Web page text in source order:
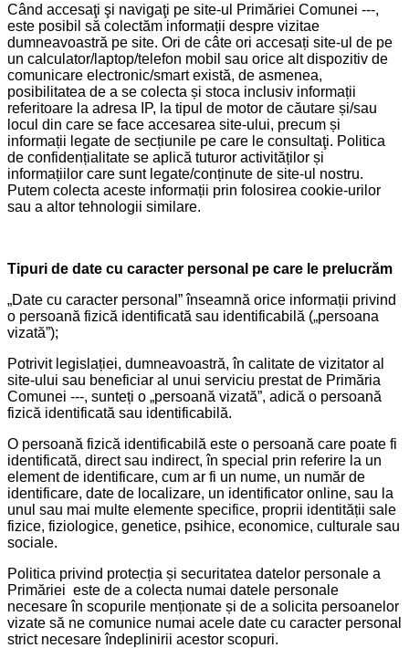
Când accesaţi şi navigaţi pe site-ul Primăriei Comunei ---,
este posibil să colectăm informații despre vizitae
dumneavoastră pe site. Ori de câte ori accesați site-ul de pe
un calculator/laptop/telefon mobil sau orice alt dispozitiv de
comunicare electronic/smart există, de asmenea,
posibilitatea de a se colecta și stoca inclusiv informații
referitoare la adresa IP, la tipul de motor de căutare și/sau
locul din care se face accesarea site-ului, precum și
informații legate de secțiunile pe care le consultaţi. Politica
de confidențialitate se aplică tuturor activităților și
informațiilor care sunt legate/conținute de site-ul nostru.
Putem colecta aceste informații prin folosirea cookie-urilor
sau a altor tehnologii similare.
Tipuri de date cu caracter personal pe care le prelucrăm
„Date cu caracter personal” înseamnă orice informații privind
o persoană fizică identificată sau identificabilă („persoana
vizată”);
Potrivit legislației, dumneavoastră, în calitate de vizitator al
site-ului sau beneficiar al unui serviciu prestat de Primăria
Comunei ---, sunteți o „persoană vizată”, adică o persoană
fizică identificată sau identificabilă.
O persoană fizică identificabilă este o persoană care poate fi
identificată, direct sau indirect, în special prin referire la un
element de identificare, cum ar fi un nume, un număr de
identificare, date de localizare, un identificator online, sau la
unul sau mai multe elemente specifice, proprii identității sale
fizice, fiziologice, genetice, psihice, economice, culturale sau
sociale.
Politica privind protecția și securitatea datelor personale a
Primăriei este de a colecta numai datele personale
necesare în scopurile menționate și de a solicita persoanelor
vizate să ne comunice numai acele date cu caracter personal
strict necesare îndeplinirii acestor scopuri.